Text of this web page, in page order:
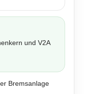
und V2A
Bremsanlage